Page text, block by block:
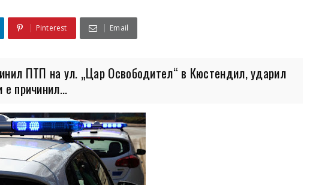
Pinterest Email
ПТП на ул. „Цар Освободител“ в Кюстендил, ударил
причинил...